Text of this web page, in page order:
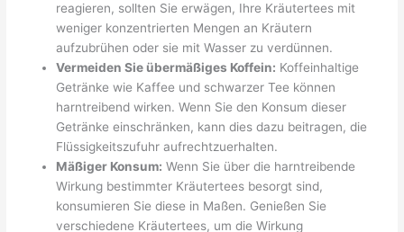
reagieren, sollten Sie erwägen, Ihre Kräutertees mit
weniger konzentrierten Mengen an Kräutern
aufzubrühen oder sie mit Wasser zu verdünnen.
Vermeiden Sie übermäßiges Koffein: Koffeinhaltige
Getränke wie Kaffee und schwarzer Tee können
harntreibend wirken. Wenn Sie den Konsum dieser
Getränke einschränken, kann dies dazu beitragen, die
Flüssigkeitszufuhr aufrechtzuerhalten.
Mäßiger Konsum: Wenn Sie über die harntreibende
Wirkung bestimmter Kräutertees besorgt sind,
konsumieren Sie diese in Maßen. Genießen Sie
verschiedene Kräutertees, um die Wirkung